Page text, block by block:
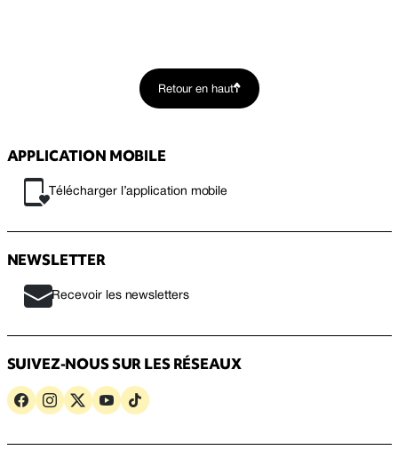
Retour en haut
APPLICATION MOBILE
Télécharger l’application mobile
NEWSLETTER
Recevoir les newsletters
SUIVEZ-NOUS SUR LES RÉSEAUX